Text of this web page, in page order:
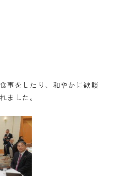
事をしたり、和やかに歓談
ました。